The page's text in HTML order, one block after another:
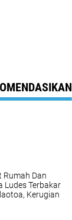
Rumah Dan
Ludes Terbakar
Kerugian